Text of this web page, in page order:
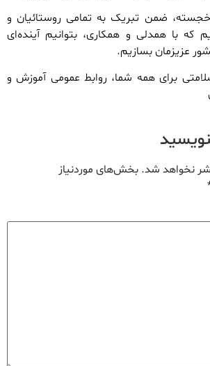
ضمن تبریک به تمامی روستائیان و
که با همدلی و همکاری، بتوانیم آینده‌ای
عزیزمان بسازیم.
برای همه شما، روابط عمومی آموزش و
نخواهد شد. بخش‌های موردنیاز